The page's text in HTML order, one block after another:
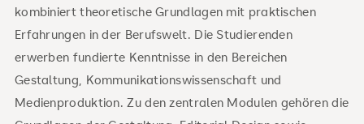
kombiniert theoretische Grundlagen mit praktischen
Erfahrungen in der Berufswelt. Die Studierenden
erwerben fundierte Kenntnisse in den Bereichen
Gestaltung, Kommunikationswissenschaft und
Medienproduktion. Zu den zentralen Modulen gehören die